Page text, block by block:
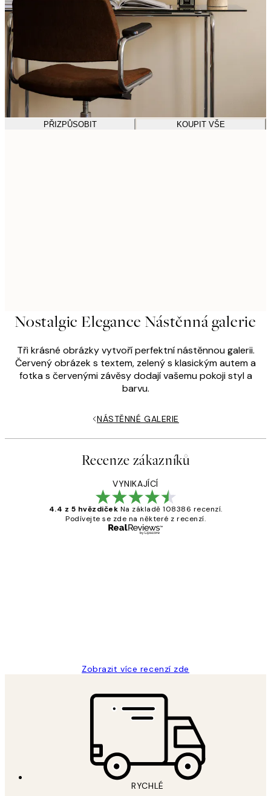
PŘIZPŮSOBIT KOUPIT VŠE
Nostalgic Elegance Nástěnná galerie
Tři krásné obrázky vytvoří perfektní nástěnnou galerii.
Červený obrázek s textem, zelený s klasickým autem a
fotka s červenými závěsy dodají vašemu pokoji styl a
barvu.
NÁSTĚNNÉ GALERIE
Recenze zákazníků
VYNIKAJÍCÍ
4.4 z 5 hvězdiček Na základě 108386 recenzí.
Podívejte se zde na některé z recenzí.
Zobrazit více recenzí zde
RYCHLÉ